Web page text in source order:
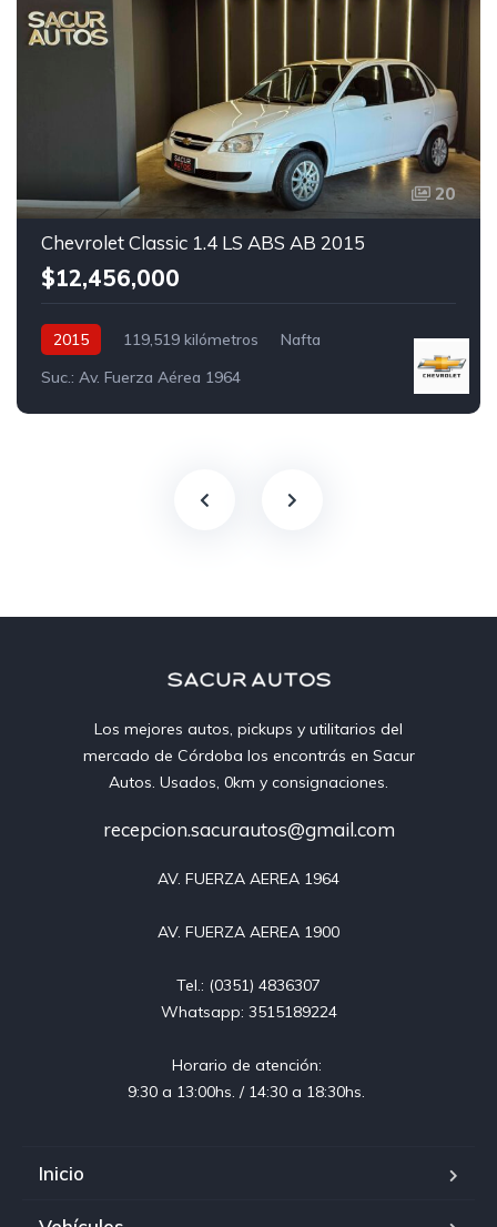
20
Chevrolet Classic 1.4 LS ABS AB 2015
$12,456,000
2015 119,519 kilómetros
Nafta
Suc.: Av. Fuerza Aérea 1964
Los mejores autos, pickups y utilitarios del
mercado de Córdoba los encontrás en Sacur
Autos. Usados, 0km y consignaciones.
recepcion.sacurautos@gmail.com
AV. FUERZA AEREA 1964
AV. FUERZA AEREA 1900
Tel.: (0351) 4836307
Whatsapp: 3515189224
Horario de atención:
9:30 a 13:00hs. / 14:30 a 18:30hs.
Inicio